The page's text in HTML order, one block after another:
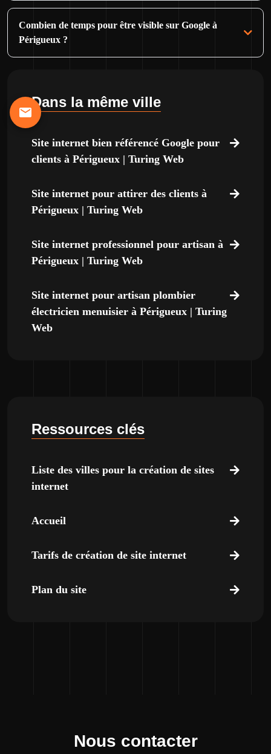
Combien de temps pour être visible sur Google à
Périgueux ?
Dans la même ville
Site internet bien référencé Google pour
clients à Périgueux | Turing Web
Site internet pour attirer des clients à
Périgueux | Turing Web
Site internet professionnel pour artisan à
Périgueux | Turing Web
Site internet pour artisan plombier
électricien menuisier à Périgueux | Turing
Web
Ressources clés
Liste des villes pour la création de sites
internet
Accueil
Tarifs de création de site internet
Plan du site
Nous contacter